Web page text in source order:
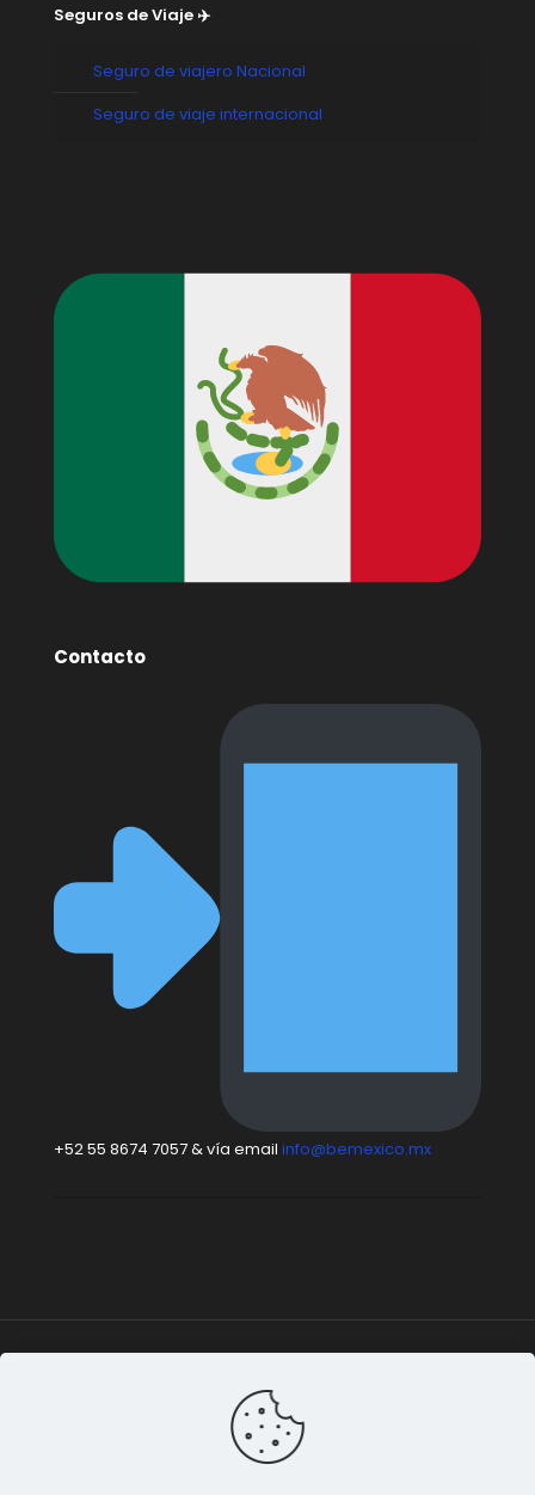
Seguros de Viaje ✈️
Seguro de viajero Nacional
Seguro de viaje internacional
Contacto
+52 55 8674 7057 & vía email info@bemexico.mx
© 2015-2024 Todos los derechos
Terminos & Condiciones
Datos